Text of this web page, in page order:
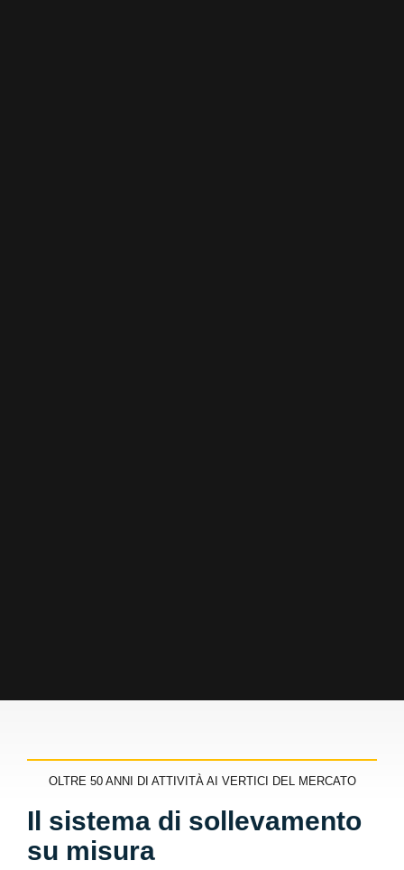
OLTRE 50 ANNI DI ATTIVITÀ AI VERTICI DEL MERCATO
Il sistema di sollevamento
su misura